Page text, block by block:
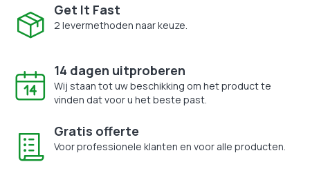
Get It Fast
2 levermethoden naar keuze.
14 dagen uitproberen
Wij staan tot uw beschikking om het product te
vinden dat voor u het beste past.
Gratis offerte
Voor professionele klanten en voor alle producten.